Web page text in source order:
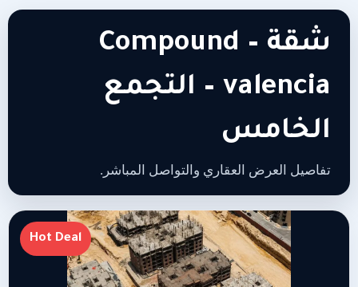
شقة – Compound
valencia – التجمع
الخامس
تفاصيل العرض العقاري والتواصل المباشر.
Hot Deal